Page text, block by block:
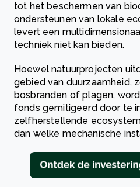
tot het beschermen van
ondersteunen van lokale
levert een
techniek niet kan bieden.
Hoewel natuurprojecten
gebied van duurzaamheid,
bosbranden of plagen,
fonds gemitigeerd door te
zelfherstellende
dan welke mechanische